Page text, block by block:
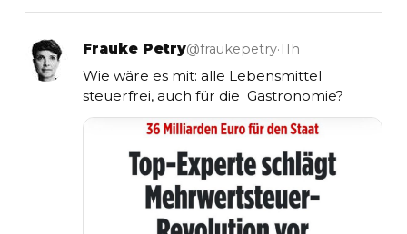
Frauke Petry@fraukepetry·11h
Wie wäre es mit: alle Lebensmittel
steuerfrei, auch für die  Gastronomie?